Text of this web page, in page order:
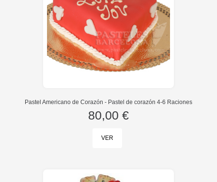
Pastel Americano de Corazón - Pastel de corazón 4-6 Raciones
80,00 €
VER